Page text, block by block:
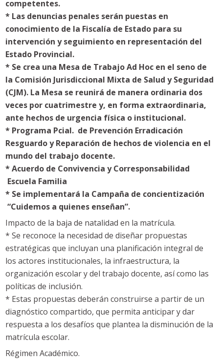
competentes.
* Las denuncias penales serán puestas en
conocimiento de la Fiscalía de Estado para su
intervención y seguimiento en representación del
Estado Provincial.
* Se crea una Mesa de Trabajo Ad Hoc en el seno de
la Comisión Jurisdiccional Mixta de Salud y Seguridad
(CJM). La Mesa se reunirá de manera ordinaria dos
veces por cuatrimestre y, en forma extraordinaria,
ante hechos de urgencia física o institucional.
* Programa Pcial. de Prevención Erradicación
Resguardo y Reparación de hechos de violencia en el
mundo del trabajo docente.
* Acuerdo de Convivencia y Corresponsabilidad
Escuela Familia
* Se implementará la Campaña de concientización
“Cuidemos a quienes enseñan”.
Impacto de la baja de natalidad en la matrícula.
* Se reconoce la necesidad de diseñar propuestas
estratégicas que incluyan una planificación integral de
los actores institucionales, la infraestructura, la
organización escolar y del trabajo docente, así como las
políticas de inclusión.
* Estas propuestas deberán construirse a partir de un
diagnóstico compartido, que permita anticipar y dar
respuesta a los desafíos que plantea la disminución de la
matrícula escolar.
Régimen Académico.